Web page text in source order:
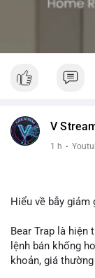
V
1 h ·
Hiểu về bẫy giảm
Bear Trap là
lệnh bán khống
khoản, giá